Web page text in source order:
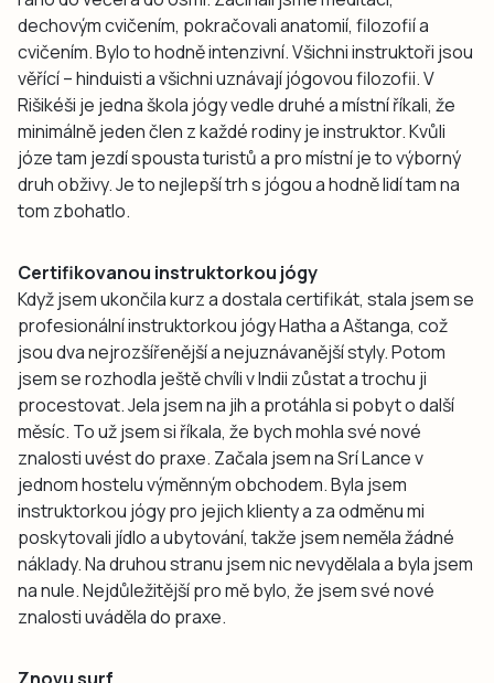
dechovým cvičením, pokračovali anatomií, filozofií a
cvičením. Bylo to hodně intenzivní. Všichni instruktoři jsou
věřící – hinduisti a všichni uznávají jógovou filozofii. V
Rišikéši je jedna škola jógy vedle druhé a místní říkali, že
minimálně jeden člen z každé rodiny je instruktor. Kvůli
józe tam jezdí spousta turistů a pro místní je to výborný
druh obživy. Je to nejlepší trh s jógou a hodně lidí tam na
tom zbohatlo.
Certifikovanou instruktorkou jógy
Když jsem ukončila kurz a dostala certifikát, stala jsem se
profesionální instruktorkou jógy Hatha a Aštanga, což
jsou dva nejrozšířenější a nejuznávanější styly. Potom
jsem se rozhodla ještě chvíli v Indii zůstat a trochu ji
procestovat. Jela jsem na jih a protáhla si pobyt o další
měsíc. To už jsem si říkala, že bych mohla své nové
znalosti uvést do praxe. Začala jsem na Srí Lance v
jednom hostelu výměnným obchodem. Byla jsem
instruktorkou jógy pro jejich klienty a za odměnu mi
poskytovali jídlo a ubytování, takže jsem neměla žádné
náklady. Na druhou stranu jsem nic nevydělala a byla jsem
na nule. Nejdůležitější pro mě bylo, že jsem své nové
znalosti uváděla do praxe.